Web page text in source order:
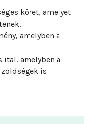
köret, amelyet
amelyben a
ital, amelyben a
is